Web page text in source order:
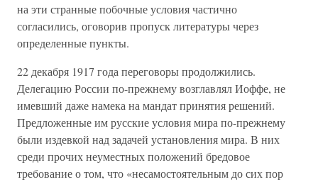
на эти странные побочные условия частично
согласились, оговорив пропуск литературы через
определенные пункты.
22 декабря 1917 года переговоры продолжились.
Делегацию России по-прежнему возглавлял Иоффе, не
имевший даже намека на мандат принятия решений.
Предложенные им русские условия мира по-прежнему
были издевкой над задачей установления мира. В них
среди прочих неуместных положений бредовое
требование о том, что «несамостоятельным до сих пор